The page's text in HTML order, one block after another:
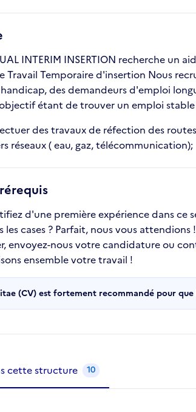
INTERIM INSERTION recherche un
Travail Temporaire d'insertion Nous
des demandeurs d'emploi
étant de trouver un emploi
des travaux de réfection des
réseaux ( eau, gaz, télécommunication);
d'une première expérience dans
les cases ? Parfait, nous vous
envoyez-nous votre candidature ou
ensemble votre travail !
(CV) est fortement recommandé pour
cette structure 10